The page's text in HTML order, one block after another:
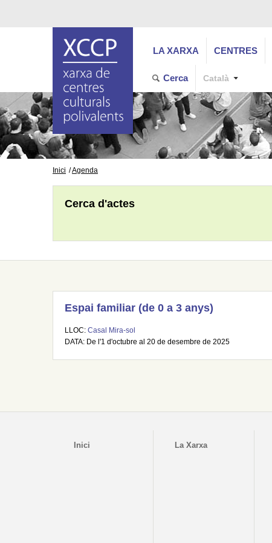
LA XARXA CENTRES
Cerca Català
Inici Agenda
Cerca d'actes
Espai familiar (de 0 a 3 anys)
LLOC: Casal Mira-sol
DATA: De l'1 d'octubre al 20 de desembre de 2025
Inici La Xarxa